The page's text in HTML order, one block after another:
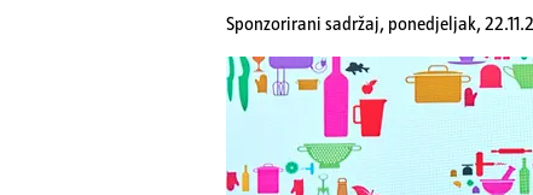
Sponzorirani sadržaj, ponedjeljak,